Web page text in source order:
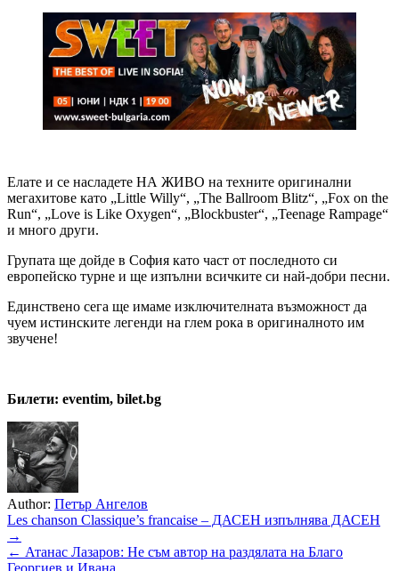
Елате и се насладете НА ЖИВО на техните оригинални
мегахитове като „Little Willy“, „The Ballroom Blitz“, „Fox on the
Run“, „Love is Like Oxygen“, „Blockbuster“, „Teenage Rampage“
и много други.
Групата ще дойде в София като част от последното си
европейско турне и ще изпълни всичките си най-добри песни.
Единствено сега ще имаме изключителната възможност да
чуем истинските легенди на глем рока в оригиналното им
звучене!
Билети: eventim, bilet.bg
Author: Петър Ангелов
Навигация
Les chanson Classique’s francaise – ДАСЕН изпълнява ДАСЕН
→
← Атанас Лазаров: Не съм автор на раздялата на Благо
Георгиев и Ивана